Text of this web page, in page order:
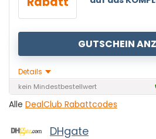
GUTSCHEIN
Details
kein Mindestbestellwert
Alle DealClub Rabattcodes
DHgate